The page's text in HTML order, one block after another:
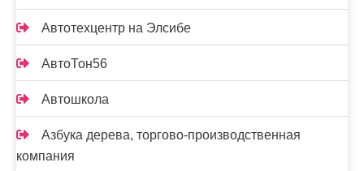
Автотехцентр на Элсибе
АвтоТон56
Автошкола
Азбука дерева, торгово-производственная
компания